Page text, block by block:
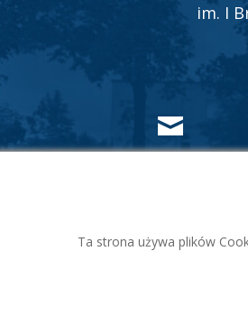
im. I
Ta strona używa plików